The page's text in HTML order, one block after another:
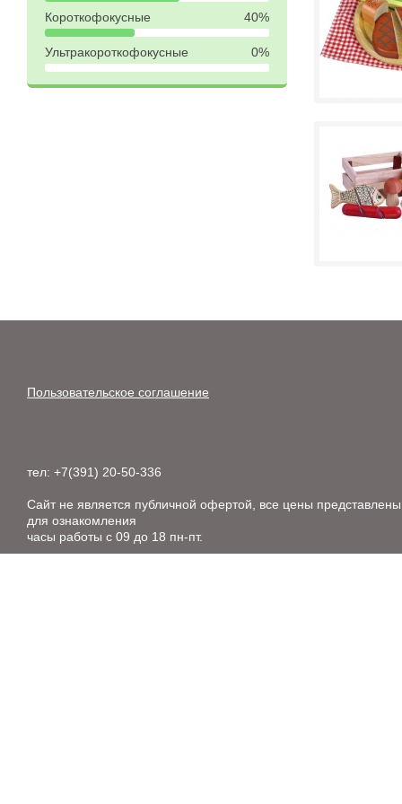
Короткофокусные 40%
Ультракороткофокусные 0%
Пользовательское соглашение
тел: +7(391) 20-50-336
Сайт не является публичной офертой, все цены представлены
для ознакомления
часы работы с 09 до 18 пн-пт.